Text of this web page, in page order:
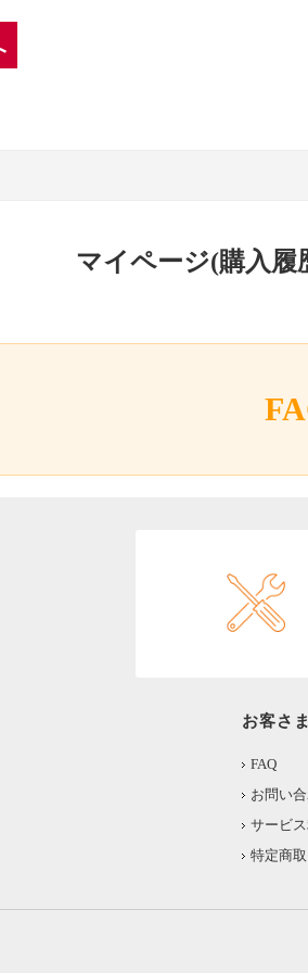
マイページ(購入履
お客さ
FAQ
お問い
サービ
特定商